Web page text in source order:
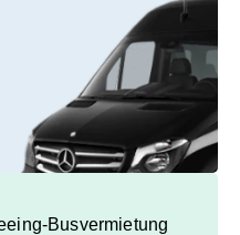
Busvermietung